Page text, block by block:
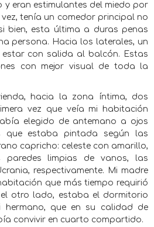
y eran estimulantes del miedo por
vez, tenía un comedor principal no
bien, esta última a duras penas
persona. Hacia los laterales, un
con salida al balcón. Estas
con mejor visual de toda la
hacia la zona íntima, dos
vez que veía mi habitación
elegido de antemano a ojos
que estaba pintada según las
capricho: celeste con amarillo,
limpias de vanos, las
respectivamente. Mi madre
que más tiempo requirió
otro lado, estaba el dormitorio
hermano, que en su calidad de
convivir en cuarto compartido.